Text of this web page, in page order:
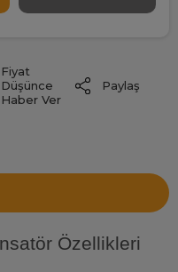
Fiyat
Düşünce
Haber Ver
Paylaş
Özellikleri